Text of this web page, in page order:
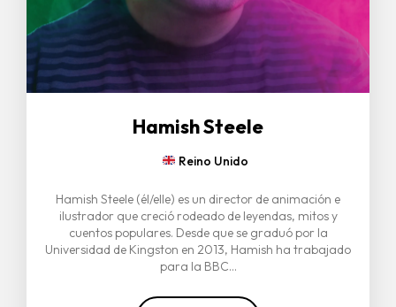
Hamish Steele
Reino Unido
Hamish Steele (él/elle) es un director de animación e
ilustrador que creció rodeado de leyendas, mitos y
cuentos populares. Desde que se graduó por la
Universidad de Kingston en 2013, Hamish ha trabajado
para la BBC...